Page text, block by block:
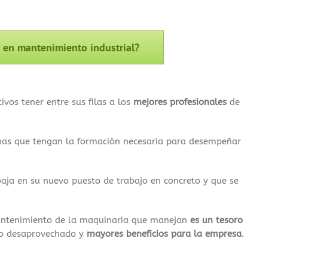
mantenimiento industrial?
tener entre sus filas a los mejores profesionales de
que tengan la formación necesaria para desempeñar
en su nuevo puesto de trabajo en concreto y que se
de la maquinaria que manejan es un tesoro
desaprovechado y mayores beneficios para la empresa.